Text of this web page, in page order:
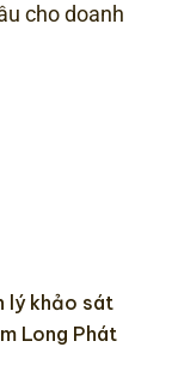
cho doanh
lý khảo sát
Long Phát